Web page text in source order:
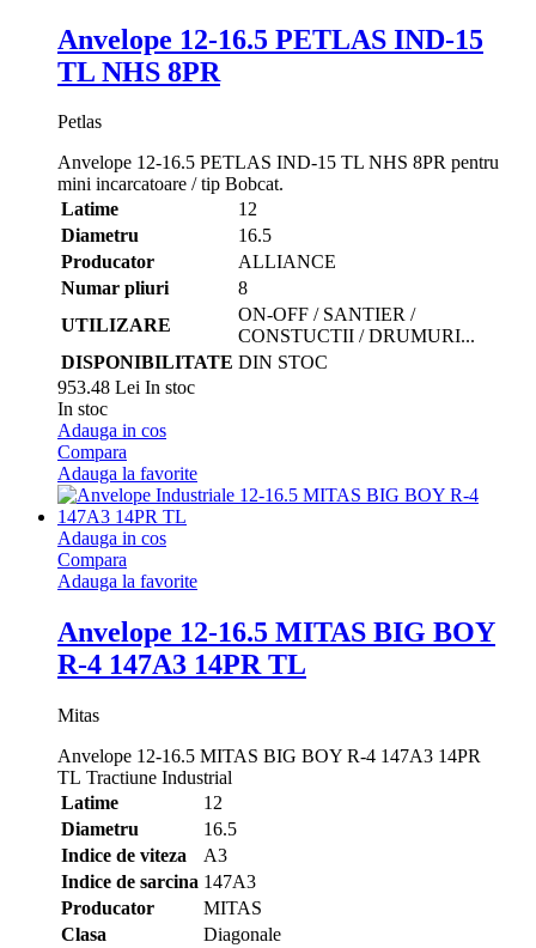
Anvelope 12-16.5 PETLAS IND-15
TL NHS 8PR
Petlas
Anvelope 12-16.5 PETLAS IND-15 TL NHS 8PR pentru
mini incarcatoare / tip Bobcat.
Latime
12
Diametru
16.5
Producator
ALLIANCE
Numar pliuri
8
UTILIZARE
ON-OFF / SANTIER /
CONSTUCTII / DRUMURI...
DISPONIBILITATE DIN STOC
953.48 Lei In stoc
In stoc
Adauga in cos
Compara
Adauga la favorite
Adauga in cos
Compara
Adauga la favorite
Anvelope 12-16.5 MITAS BIG BOY
R-4 147A3 14PR TL
Mitas
Anvelope 12-16.5 MITAS BIG BOY R-4 147A3 14PR
TL Tractiune Industrial
Latime
12
Diametru
16.5
Indice de viteza
A3
Indice de sarcina 147A3
Producator
MITAS
Clasa
Diagonale